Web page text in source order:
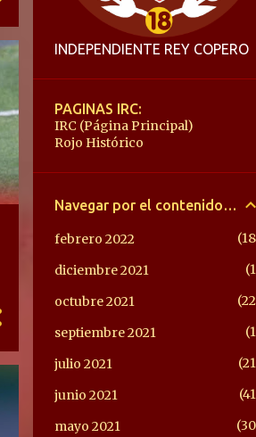
INDEPENDIENTE REY COPERO
PAGINAS IRC:
IRC (Página Principal)
Rojo Histórico
Navegar por el contenido IRC
febrero 2022
18
diciembre 2021
1
octubre 2021
22
septiembre 2021
1
julio 2021
21
junio 2021
41
mayo 2021
30